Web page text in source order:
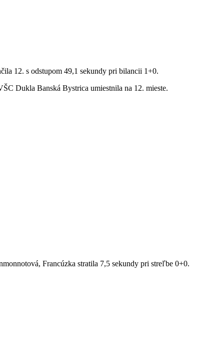
12. s odstupom 49,1 sekundy pri bilancii 1+0.
Dukla Banská Bystrica umiestnila na 12. mieste.
Francúzka stratila 7,5 sekundy pri streľbe 0+0.